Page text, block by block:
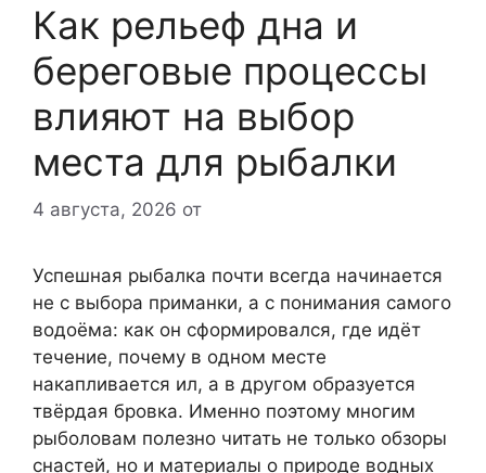
Как рельеф дна и
береговые процессы
влияют на выбор
места для рыбалки
4 августа, 2026 от
Успешная рыбалка почти всегда начинается
не с выбора приманки, а с понимания самого
водоёма: как он сформировался, где идёт
течение, почему в одном месте
накапливается ил, а в другом образуется
твёрдая бровка. Именно поэтому многим
рыболовам полезно читать не только обзоры
снастей, но и материалы о природе водных